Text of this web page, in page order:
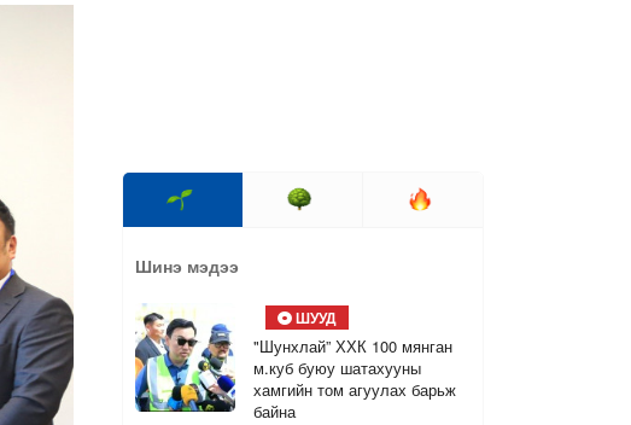
Шинэ мэдээ
ШУУД
"Шунхлай” ХХК 100 мянган
м.куб буюу шатахууны
хамгийн том агуулах барьж
байна